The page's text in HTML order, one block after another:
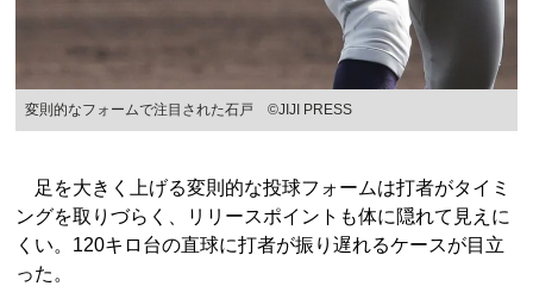
変則的なフォームで注目された石戸 ©JIJI PRESS
足を大きく上げる変則的な投球フォームは打者がタイミ
ングを取りづらく、リリースポイントも体に隠れて見えに
くい。120キロ台の直球に打者が振り遅れるケースが目立
った。